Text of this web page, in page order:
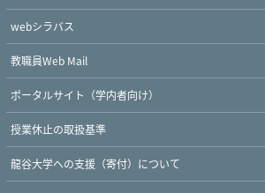
webシラバス
教職員Web Mail
ポータルサイト（学内者向け）
授業休止の取扱基準
龍谷大学への支援（寄付）について